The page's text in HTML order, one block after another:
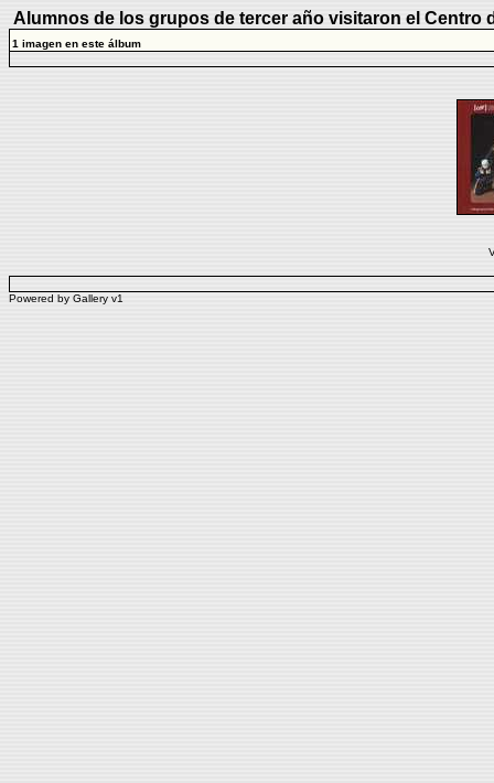
Alumnos de los grupos de tercer año visitaron el Centro
1 imagen en este álbum
Powered by Gallery v1